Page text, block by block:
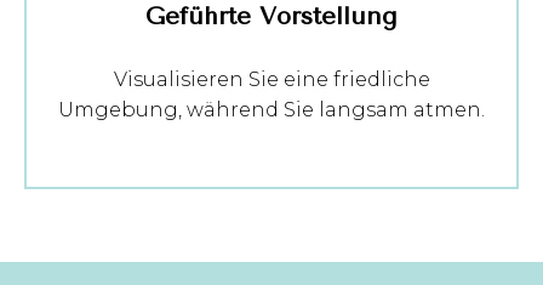
Geführte Vorstellung
Visualisieren Sie eine friedliche
Umgebung, während Sie langsam atmen.